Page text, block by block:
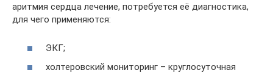
аритмия сердца лечение, потребуется её диагностика,
для чего применяются:
ЭКГ;
холтеровский мониторинг – круглосуточная